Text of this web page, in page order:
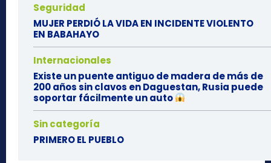
Seguridad
MUJER PERDIÓ LA VIDA EN INCIDENTE VIOLENTO
EN BABAHAYO
Internacionales
Existe un puente antiguo de madera de más de
200 años sin clavos en Daguestan, Rusia puede
soportar fácilmente un auto
Sin categoría
PRIMERO EL PUEBLO